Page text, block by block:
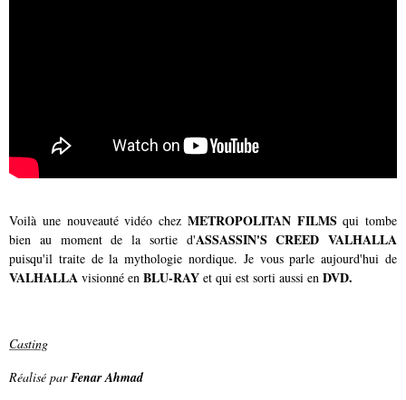
Voilà une nouveauté vidéo chez METROPOLITAN FILMS qui tombe
bien au moment de la sortie d'ASSASSIN'S CREED VALHALLA
puisqu'il traite de la mythologie nordique. Je vous parle aujourd'hui de
VALHALLA visionné en BLU-RAY et qui est sorti aussi en DVD.
Casting
Réalisé parFenar Ahmad